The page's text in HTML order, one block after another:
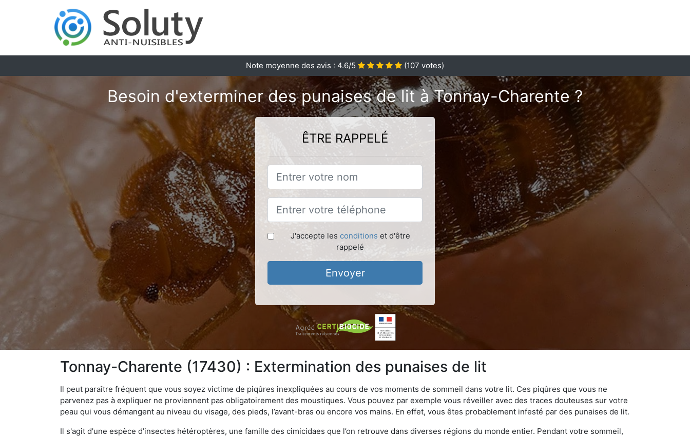
Note moyenne des avis : 4.6/5 (107 votes)
Besoin d'exterminer des punaises de lit à Tonnay-Charente ?
ÊTRE RAPPELÉ
J'accepte les conditions et d'être
rappelé
Envoyer
Tonnay-Charente (17430) : Extermination des punaises de lit
Il peut paraître fréquent que vous soyez victime de piqûres inexpliquées au cours de vos moments de sommeil dans votre lit. Ces piqûres que vous ne
parvenez pas à expliquer ne proviennent pas obligatoirement des moustiques. Vous pouvez par exemple vous réveiller avec des traces douteuses sur votre
peau qui vous démangent au niveau du visage, des pieds, l’avant-bras ou encore vos mains. En effet, vous êtes probablement infesté par des punaises de lit.
Il s'agit d'une espèce d’insectes hétéroptères, une famille des cimicidaes que l’on retrouve dans diverses régions du monde entier. Pendant votre sommeil,